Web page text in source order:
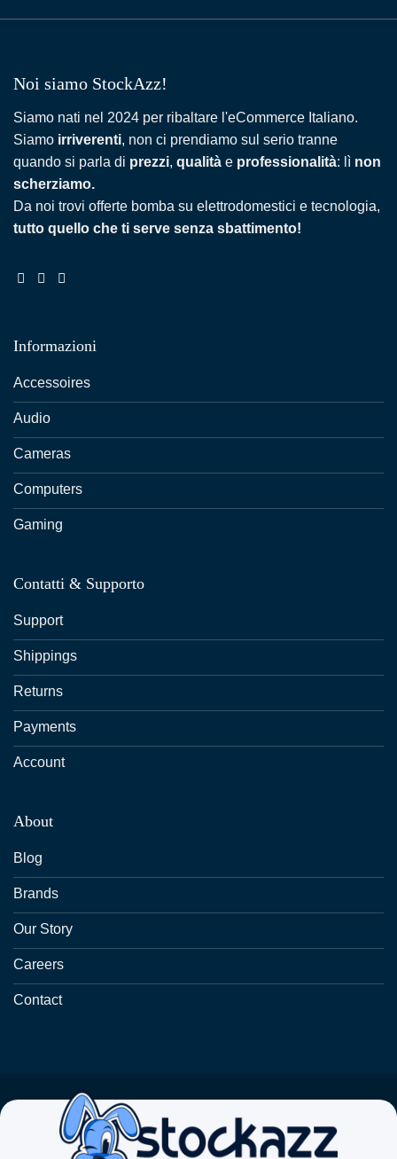
Noi siamo StockAzz!
Siamo nati nel 2024 per ribaltare l'eCommerce Italiano.
Siamo irriverenti, non ci prendiamo sul serio tranne
quando si parla di prezzi, qualità e professionalità: lì non
scherziamo.
Da noi trovi offerte bomba su elettrodomestici e tecnologia,
tutto quello che ti serve senza sbattimento!
Informazioni
Accessoires
Audio
Cameras
Computers
Gaming
Contatti & Supporto
Support
Shippings
Returns
Payments
Account
About
Blog
Brands
Our Story
Careers
Contact